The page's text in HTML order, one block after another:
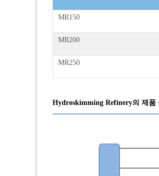
MR150
MR200
MR250
Hydroskimming Refinery의 제품